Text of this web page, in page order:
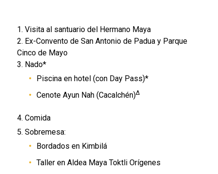
1. Visita al santuario del Hermano Maya
2. Ex-Convento de San Antonio de Padua y Parque
Cinco de Mayo
3. Nado*
Piscina en hotel (con Day Pass)*
Cenote Ayun Nah (Cacalchén)∆
4. Comida
5. Sobremesa:
Bordados en Kimbilá
Taller en Aldea Maya Toktli Orígenes